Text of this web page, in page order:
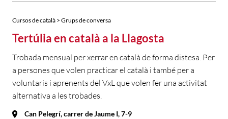
Cursos de català > Grups de conversa
Tertúlia en català a la Llagosta
Trobada mensual per xerrar en català de forma distesa. Per
a persones que volen practicar el català i també per a
voluntaris i aprenents del VxL que volen fer una activitat
alternativa a les trobades.
Can Pelegrí, carrer de Jaume I, 7-9